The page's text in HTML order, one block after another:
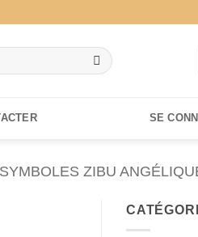
SE
SYMBOLES ZIBU